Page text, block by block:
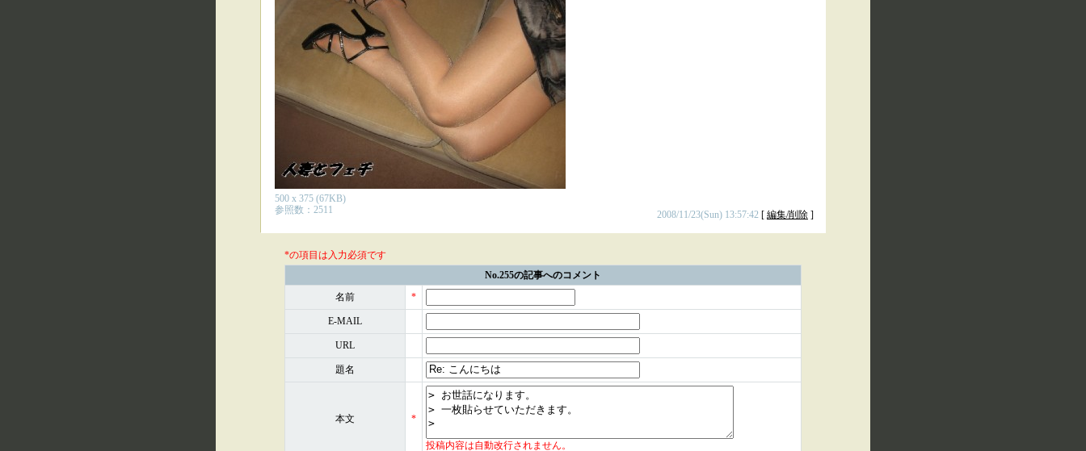
500 x 375 (67KB)
参照数：2511
2008/11/23(Sun) 13:57:42 [ 編集/削除 ]
*の項目は入力必須です
No.255の記事へのコメント
名前 *
E-MAIL
URL
題名
本文 *
投稿内容は自動改行されません。